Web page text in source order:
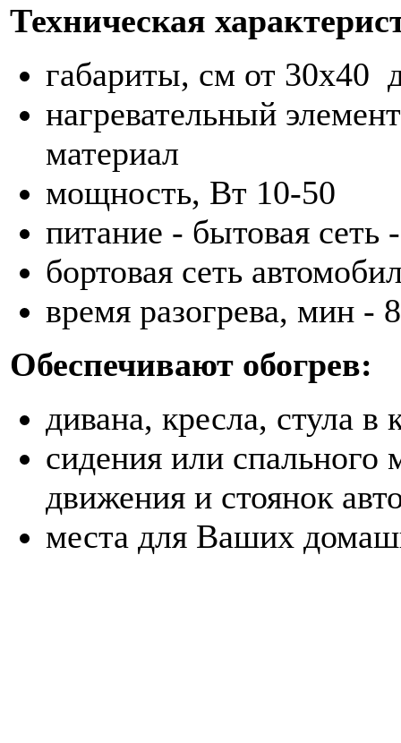
Техническая
габариты, см от 30х40
нагревательный
материал
мощность, Вт 10-50
питание - бытовая сеть
бортовая сеть
время разогрева, мин -
Обеспечивают обогрев:
дивана, кресла, стула в
сидения или спального
движения и стоянок
места для Ваших